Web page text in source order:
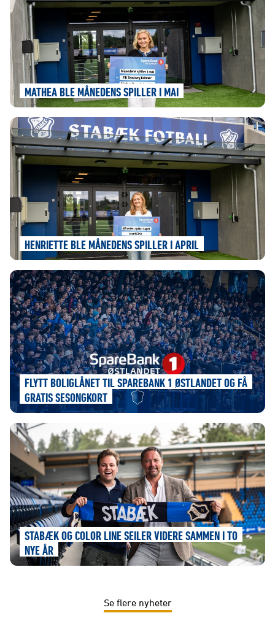
MATHEA BLE MÅNEDENS SPILLER I MAI
HENRIETTE BLE MÅNEDENS SPILLER I APRIL
FLYTT BOLIGLÅNET TIL SPAREBANK 1 ØSTLANDET OG FÅ
GRATIS SESONGKORT
STABÆK OG COLOR LINE SEILER VIDERE SAMMEN I TO
NYE ÅR
Se flere nyheter